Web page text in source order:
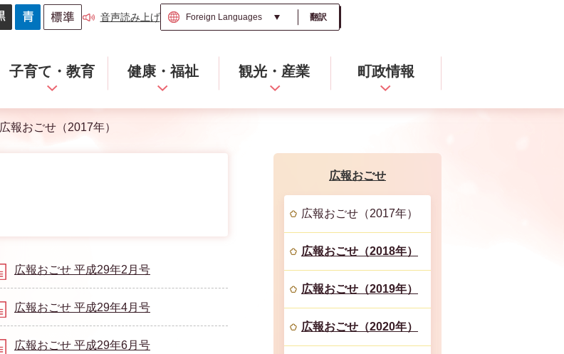
音声読み上げ 翻訳
子育て・教育 健康・福祉 観光・産業 町政情報
広報おごせ（2017年）
広報おごせ 平成29年2月号
広報おごせ 平成29年4月号
広報おごせ 平成29年6月号
広報おごせ
広報おごせ（2017年）
広報おごせ（2018年）
広報おごせ（2019年）
広報おごせ（2020年）